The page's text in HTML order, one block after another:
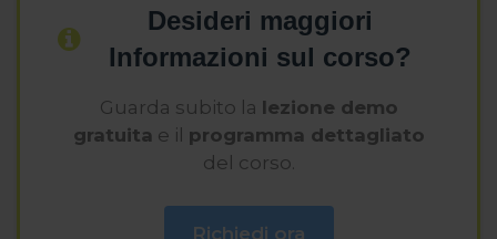
Desideri maggiori
Informazioni sul corso?
Guarda subito la lezione demo
gratuita e il programma dettagliato
del corso.
Richiedi ora